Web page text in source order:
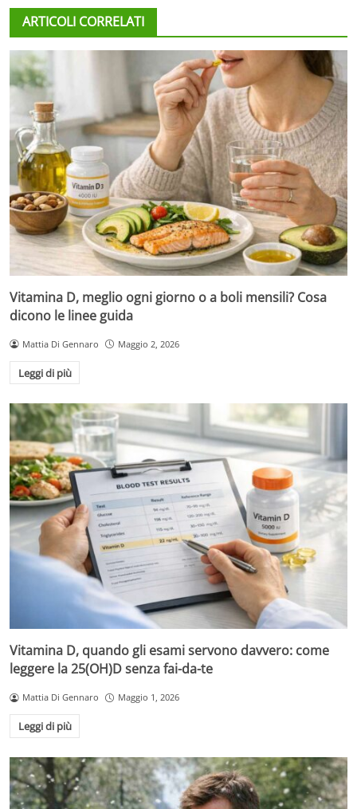
ARTICOLI CORRELATI
Vitamina D, meglio ogni giorno o a boli mensili? Cosa
dicono le linee guida
Mattia Di Gennaro Maggio 2, 2026
Leggi di più
Vitamina D, quando gli esami servono davvero: come
leggere la 25(OH)D senza fai-da-te
Mattia Di Gennaro Maggio 1, 2026
Leggi di più